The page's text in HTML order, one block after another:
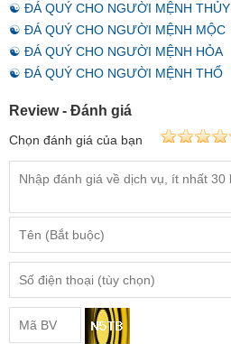
☯ ĐÁ QUÝ CHO NGƯỜI MỆNH THỦY
☯ ĐÁ QUÝ CHO NGƯỜI MỆNH MỘC
☯ ĐÁ QUÝ CHO NGƯỜI MỆNH HỎA
☯ ĐÁ QUÝ CHO NGƯỜI MỆNH THỔ
Review - Đánh giá
Chọn đánh giá của bạn